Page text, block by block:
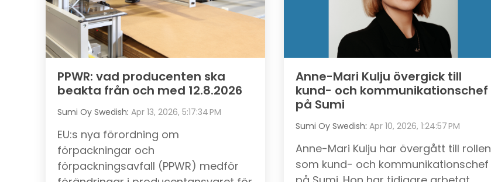
PPWR: vad producenten ska
beakta från och med 12.8.2026
Sumi Oy Swedish: Apr 13, 2026, 5:17:34 PM
EU:s nya förordning om
förpackningar och
förpackningsavfall (PPWR) medför
Anne-Mari Kulju övergick till
kund- och kommunikationschef
på Sumi
Sumi Oy Swedish: Apr 10, 2026, 1:24:57 PM
Anne-Mari Kulju har övergått till rollen
som kund- och kommunikationschef